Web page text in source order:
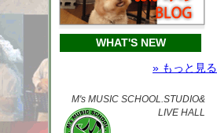
WHAT'S NEW
» もっと見る
M's MUSIC SCHOOL.STUDIO&
LIVE HALL